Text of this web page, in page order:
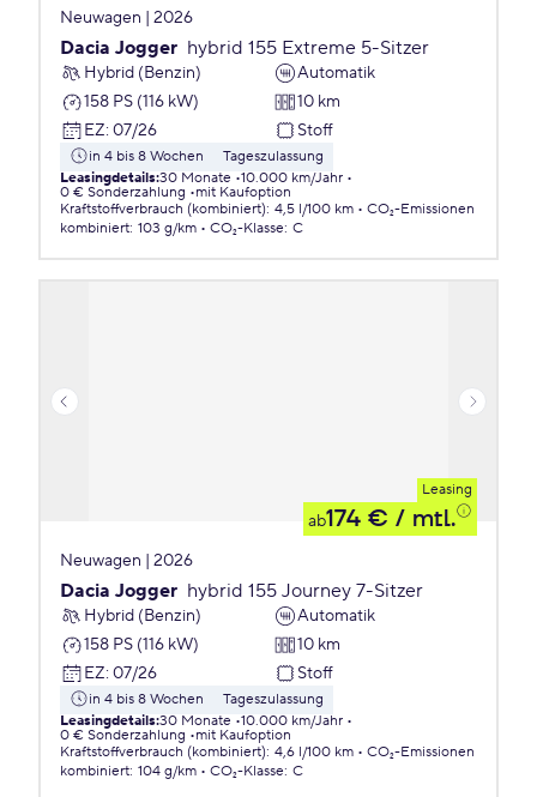
Neuwagen | 2026
Dacia Jogger hybrid 155 Extreme 5-Sitzer
Hybrid (Benzin)
Automatik
158 PS (116 kW)
10 km
EZ: 07/26 Stoff
in 4 bis 8 Wochen
Tageszulassung
Leasingdetails:30 Monate 10.000 km/Jahr
0 € Sonderzahlung
mit Kaufoption
Kraftstoffverbrauch (kombiniert): 4,5 l/100 km
CO₂-Emissionen
kombiniert: 103 g/km CO₂-Klasse: C
Leasing
ab174 € / mtl.
Neuwagen | 2026
Dacia Jogger hybrid 155 Journey 7-Sitzer
Hybrid (Benzin)
Automatik
158 PS (116 kW)
10 km
EZ: 07/26 Stoff
in 4 bis 8 Wochen
Tageszulassung
Leasingdetails:30 Monate 10.000 km/Jahr
0 € Sonderzahlung
mit Kaufoption
Kraftstoffverbrauch (kombiniert): 4,6 l/100 km
CO₂-Emissionen
kombiniert: 104 g/km CO₂-Klasse: C